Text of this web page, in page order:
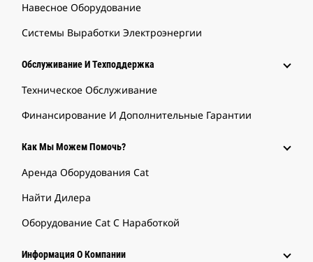
Навесное Оборудование
Системы Выработки Электроэнергии
Обслуживание И Техподдержка
Техническое Обслуживание
Финансирование И Дополнительные Гарантии
Как Мы Можем Помочь?
Аренда Оборудования Cat
Найти Дилера
Оборудование Cat С Наработкой
Информация О Компании